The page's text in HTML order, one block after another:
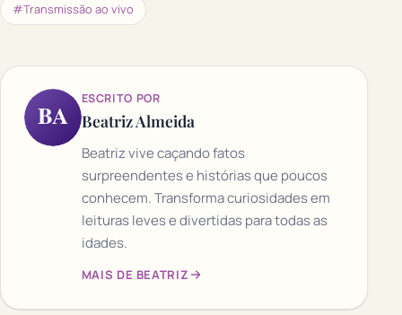
#Transmissão ao vivo
BA
ESCRITO POR
Beatriz Almeida
Beatriz vive caçando fatos
surpreendentes e histórias que poucos
conhecem. Transforma curiosidades em
leituras leves e divertidas para todas as
idades.
MAIS DE BEATRIZ